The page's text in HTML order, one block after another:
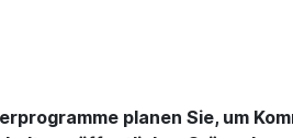
planen Sie, um